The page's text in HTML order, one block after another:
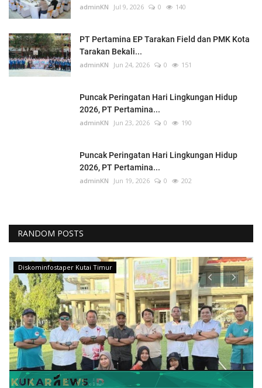
adminKN Jul 9, 2026 0 140
PT Pertamina EP Tarakan Field dan PMK Kota
Tarakan Bekali...
adminKN Jun 24, 2026 0 151
Puncak Peringatan Hari Lingkungan Hidup
2026, PT Pertamina...
adminKN Jun 23, 2026 0 190
Puncak Peringatan Hari Lingkungan Hidup
2026, PT Pertamina...
adminKN Jun 19, 2026 0 202
RANDOM POSTS
Diskominfostaper Kutai Timur